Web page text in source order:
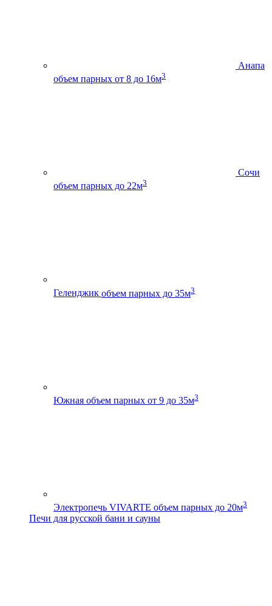
Анапа
объем парных от 8 до 16м3
Сочи
объем парных до 22м3
Геленджик объем парных до 35м3
Южная объем парных от 9 до 35м3
Электропечь VIVARTE объем парных до 20м3
Печи для русской бани и сауны